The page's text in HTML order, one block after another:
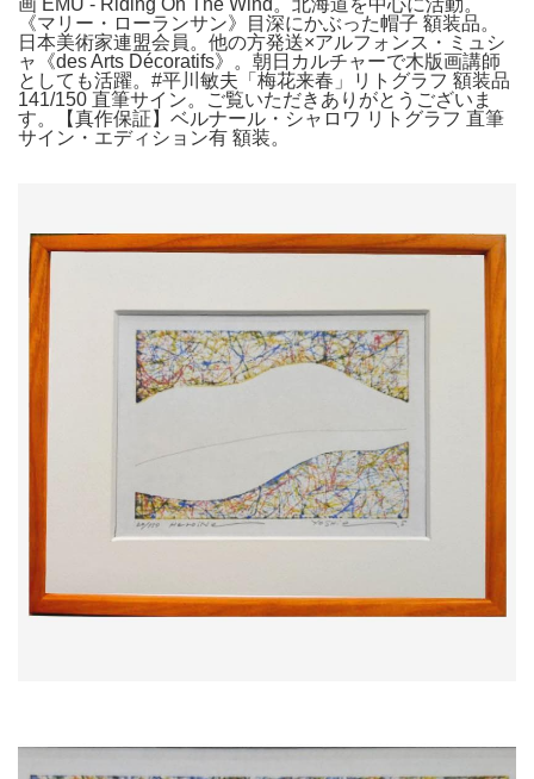
《マリー・ローランサン》目深にかぶった帽子 額装品。
日本美術家連盟会員。他の方発送×アルフォンス・ミュシ
ャ《des Arts Décoratifs》。朝日カルチャーで木版画講師
としても活躍。#平川敏夫「梅花来春」リトグラフ 額装品
141/150 直筆サイン。ご覧いただきありがとうございま
す。【真作保証】ベルナール・シャロワ リトグラフ 直筆
サイン・エディション有 額装。